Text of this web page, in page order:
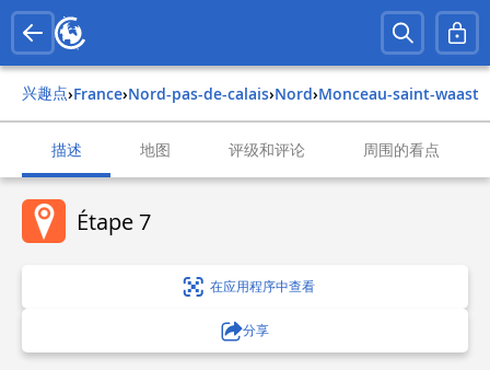
兴趣点› france› nord-pas-de-calais› nord› monceau-saint-waast
描述 地图 评级和评论 周围的看点
Étape 7
在应用程序中查看
分享